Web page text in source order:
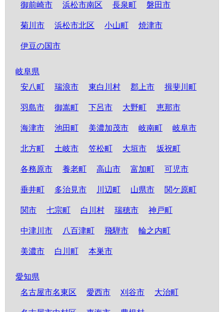
御前崎市 浜松市南区 長泉町 磐田市
菊川市 浜松市北区 小山町 焼津市
伊豆の国市
岐阜県
安八町
瑞浪市 東白川村 郡上市 揖斐川町
羽島市 御嵩町 下呂市 大野町 恵那市
海津市 池田町 美濃加茂市 岐南町 岐阜市
北方町 土岐市 笠松町 大垣市 坂祝町
各務原市 養老町 高山市 富加町 可児市
垂井町 多治見市 川辺町 山県市 関ケ原町
関市 七宗町 白川村 瑞穂市 神戸町
中津川市 八百津町 飛騨市 輪之内町
美濃市 白川町 本巣市
愛知県
名古屋市名東区
愛西市 刈谷市 大治町